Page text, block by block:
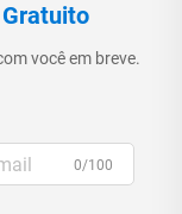
você em breve.
0/100